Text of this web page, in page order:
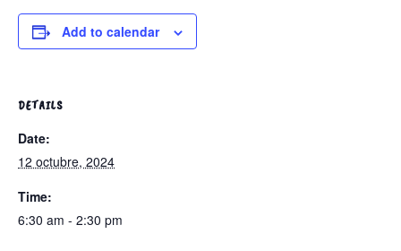
Add to calendar
DETAILS
Date:
12 octubre, 2024
Time:
6:30 am - 2:30 pm